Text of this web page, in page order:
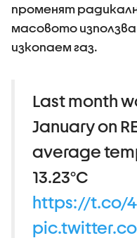
променят
масовото
изкопаем газ.
Last month
January on
average
13.23°C
https://t.co/